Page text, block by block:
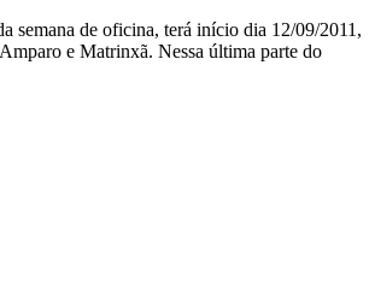
semana de oficina, terá início dia 12/09/2011,
e Matrinxã. Nessa última parte do